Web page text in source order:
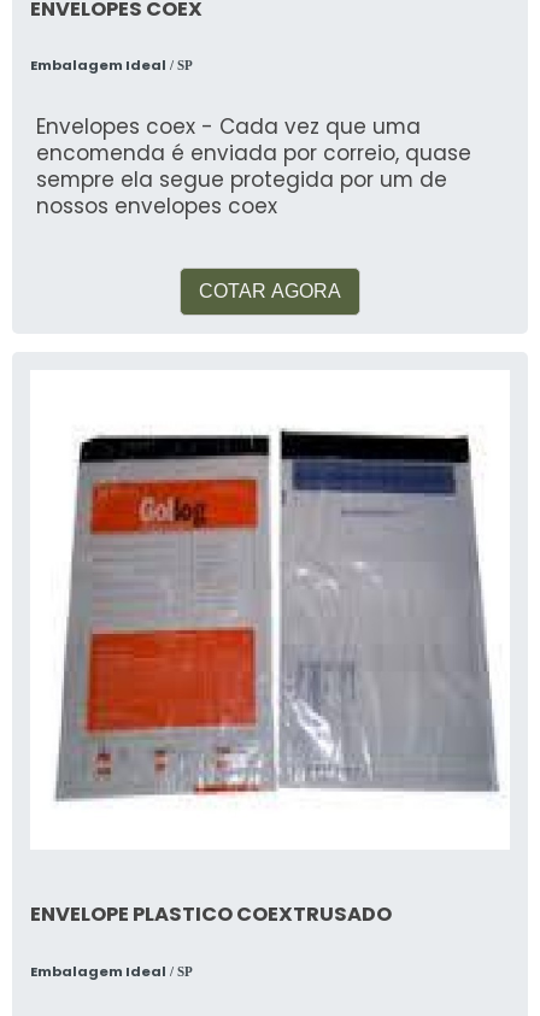
ENVELOPES COEX
Embalagem Ideal / SP
Envelopes coex - Cada vez que uma
encomenda é enviada por correio, quase
sempre ela segue protegida por um de
nossos envelopes coex
COTAR AGORA
ENVELOPE PLASTICO COEXTRUSADO
Embalagem Ideal / SP